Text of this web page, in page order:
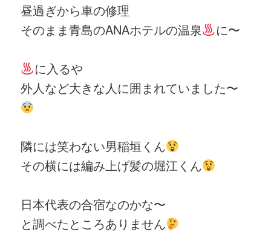
昼過ぎから車の修理
そのまま青島のANAホテルの温泉
に〜
に入るや
外人など大きな人に囲まれていました〜
隣には笑わない男稲垣くん
その横には編み上げ髪の堀江くん
日本代表の合宿なのかな〜
と調べたところありません